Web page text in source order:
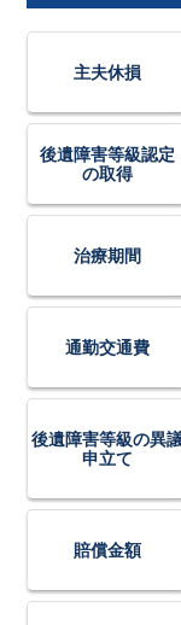
主夫休損
後遺障害等級認定
の取得
治療期間
通勤交通費
後遺障害等級の異
申立て
賠償金額